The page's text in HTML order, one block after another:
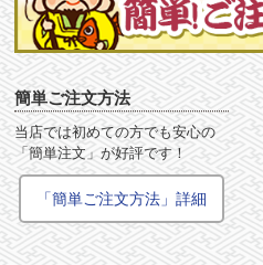
簡単ご注文方法
当店では初めての方でも安心の
「簡単注文」が好評です！
「簡単ご注文方法」詳細